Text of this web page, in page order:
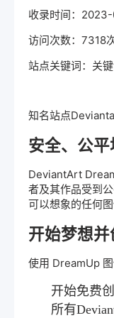
收录时间：
访问次数：7318
站点关键词：关
知名站点
安全、公
DeviantArt
者及其作品受到
可以想象的任何图
开始梦想并
使用 DreamUp 图
开始免费创
所有